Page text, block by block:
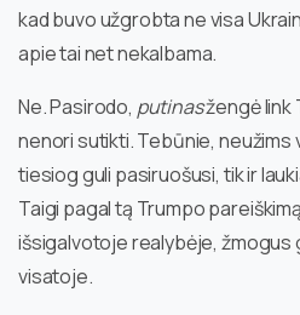
kad buvo užgrobta ne visa
apie tai net nekalbama.
Ne. Pasirodo, putinasžengė link
nenori sutikti. Tebūnie, neužims
tiesiog guli pasiruošusi, tik ir
Taigi pagal tą Trumpo
išsigalvotoje realybėje, žmogus
visatoje.